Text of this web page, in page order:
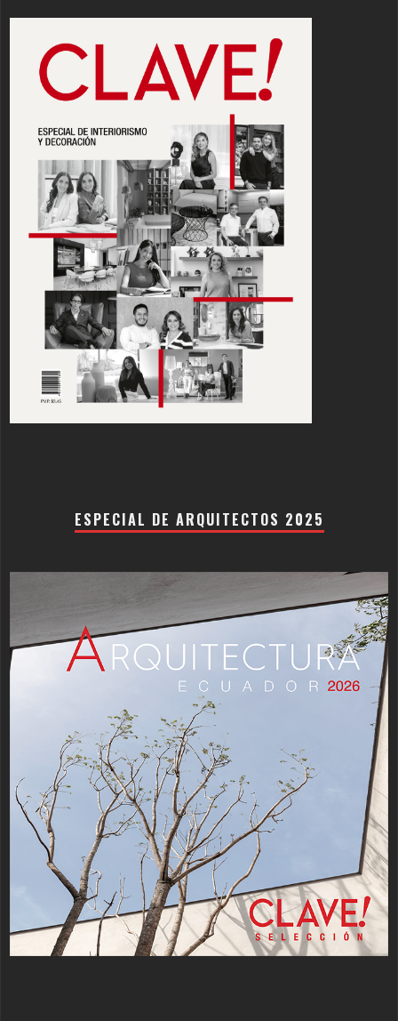
ESPECIAL DE ARQUITECTOS 2025